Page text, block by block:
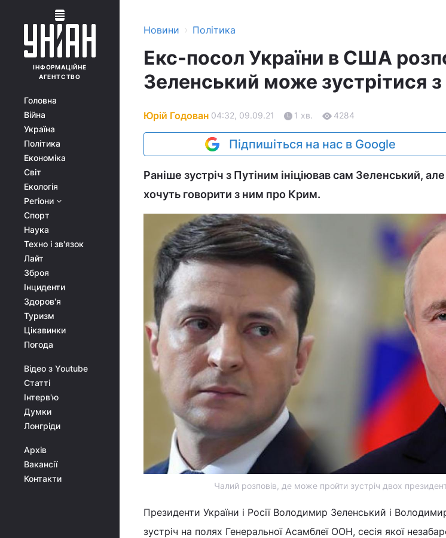
ІНФОРМАЦІЙНЕ
АГЕНТСТВО
Головна
Війна
Україна
Політика
Економіка
Світ
Екологія
Регіони
Спорт
Наука
Техно і зв'язок
Лайт
Зброя
Інциденти
Здоров'я
Туризм
Цікавинки
Погода
Відео з Youtube
Статті
Інтерв'ю
Думки
Лонгріди
Архів
Вакансії
Контакти
Новини › Політика
Екс-посол України в США
Зеленський може зустрітися
Юрій Годован 04:32, 09.09.21 1 хв. 4284
Підпишіться на нас в Google
Раніше зустріч з Путіним ініціював сам Зеленський,
хочуть говорити з ним про Крим.
Чалий розповів, де може пройти зустріч двох
Президенти України і Росії Володимир Зеленський і
зустріч на полях Генеральної Асамблеї ООН, сесія якої